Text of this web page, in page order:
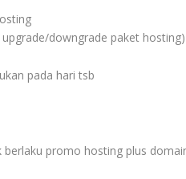
downgrade paket hosting)
pada hari tsb
promo hosting plus